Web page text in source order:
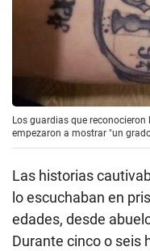
Los guardias que
empezaron a mostrar "un
Las historias
lo escuchaban en
edades, desde
Durante cinco o seis